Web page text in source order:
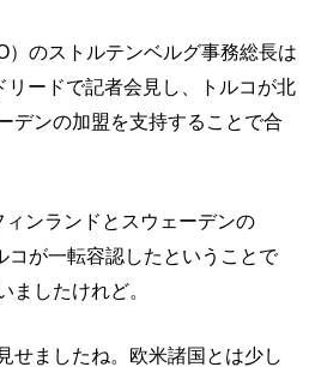
）のストルテンベルグ事務総長は
ードで記者会見し、トルコが北
デンの加盟を支持することで合
ンランドとスウェーデンの
コが一転容認したということで
ましたけれど。
せましたね。欧米諸国とは少し